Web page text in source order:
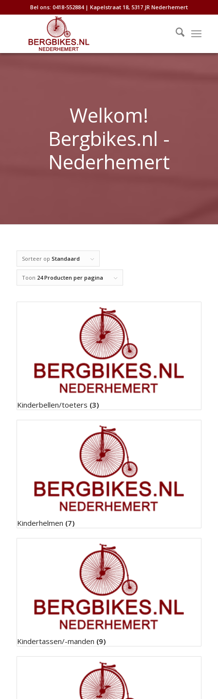
Bel ons: 0418-552884 | Kapelstraat 18, 5317 JR Nederhemert
Welkom!
Bergbikes.nl -
Nederhemert
Sorteer op Standaard
Toon 24 Producten per pagina
Kinderbellen/toeters (3)
Kinderhelmen (7)
Kindertassen/-manden (9)